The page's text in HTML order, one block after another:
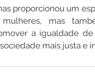
proporcionou um
mas
a igualdade
mais justa e